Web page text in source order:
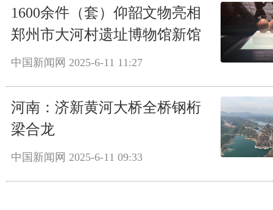
1600余件（套）仰韶文物亮相
郑州市大河村遗址博物馆新馆
中国新闻网 2025-6-11 11:27
河南：济新黄河大桥全桥钢桁
梁合龙
中国新闻网 2025-6-11 09:33